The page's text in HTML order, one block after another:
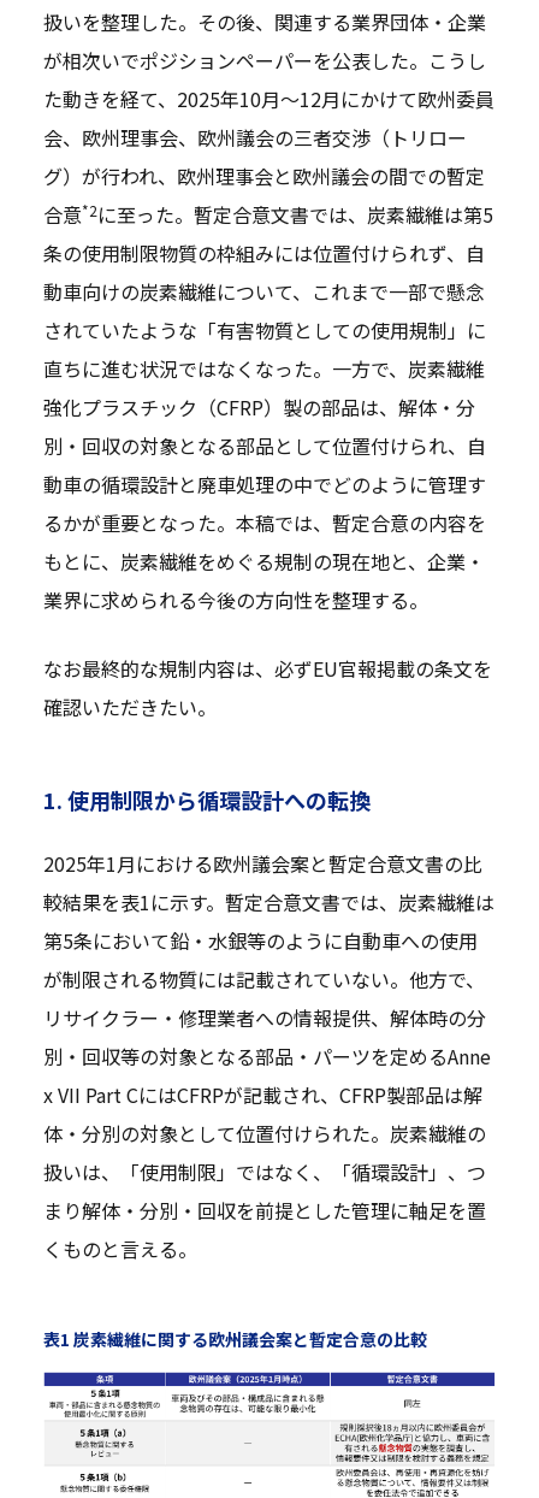
扱いを整理した。その後、関連する業界団体・企業
が相次いでポジションペーパーを公表した。こうし
た動きを経て、2025年10月～12月にかけて欧州委員
会、欧州理事会、欧州議会の三者交渉（トリロー
グ）が行われ、欧州理事会と欧州議会の間での暫定
合意*2に至った。暫定合意文書では、炭素繊維は第5
条の使用制限物質の枠組みには位置付けられず、自
動車向けの炭素繊維について、これまで一部で懸念
されていたような「有害物質としての使用規制」に
直ちに進む状況ではなくなった。一方で、炭素繊維
強化プラスチック（CFRP）製の部品は、解体・分
別・回収の対象となる部品として位置付けられ、自
動車の循環設計と廃車処理の中でどのように管理す
るかが重要となった。本稿では、暫定合意の内容を
もとに、炭素繊維をめぐる規制の現在地と、企業・
業界に求められる今後の方向性を整理する。
なお最終的な規制内容は、必ずEU官報掲載の条文を
確認いただきたい。
1. 使用制限から循環設計への転換
2025年1月における欧州議会案と暫定合意文書の比
較結果を表1に示す。暫定合意文書では、炭素繊維は
第5条において鉛・水銀等のように自動車への使用
が制限される物質には記載されていない。他方で、
リサイクラー・修理業者への情報提供、解体時の分
別・回収等の対象となる部品・パーツを定めるAnne
x VII Part CにはCFRPが記載され、CFRP製部品は解
体・分別の対象として位置付けられた。炭素繊維の
扱いは、「使用制限」ではなく、「循環設計」、つ
まり解体・分別・回収を前提とした管理に軸足を置
くものと言える。
表1 炭素繊維に関する欧州議会案と暫定合意の比較